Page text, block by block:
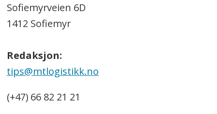
Sofiemyrveien 6D
1412 Sofiemyr
Redaksjon:
tips@mtlogistikk.no
(+47) 66 82 21 21